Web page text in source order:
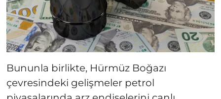
Bununla birlikte, Hürmüz Boğazı
çevresindeki gelişmeler petrol